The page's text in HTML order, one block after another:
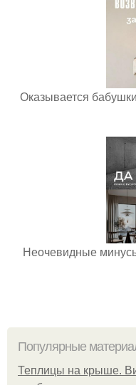
Оказывается
Неочевидные
Популярные
Теплицы на крыше.